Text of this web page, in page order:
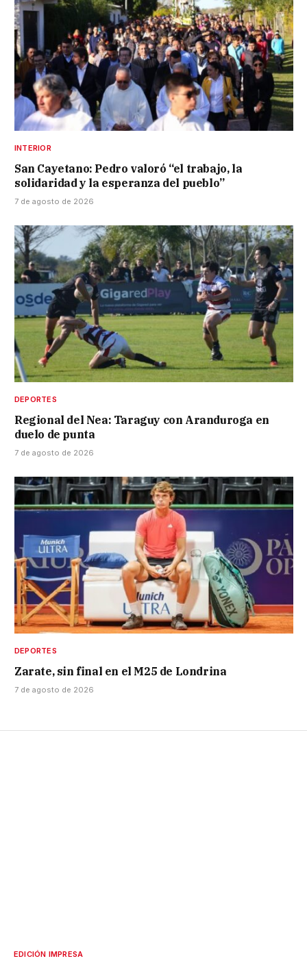
INTERIOR
San Cayetano: Pedro valoró “el trabajo, la
solidaridad y la esperanza del pueblo”
7 de agosto de 2026
DEPORTES
Regional del Nea: Taraguy con Aranduroga en
duelo de punta
7 de agosto de 2026
DEPORTES
Zarate, sin final en el M25 de Londrina
7 de agosto de 2026
EDICIÓN IMPRESA